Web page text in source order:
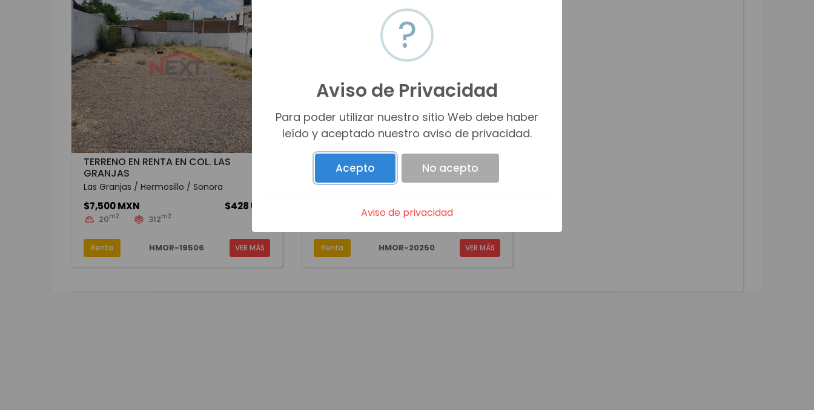
TERRENO EN RENTA EN COL. LAS
GRANJAS
Las Granjas / Hermosillo / Sonora
$7,500 MXN $428 USD
20m2 312m2
Renta HMOR-19506 VER MÁS
CASA EN RENTA EN CERRADA NORWALK
CERRADA NORWALK / Hermosillo / Sonora
$14,000 MXN
1.0 2 1
Renta HMOR-20250 VER MÁS
?
Aviso de Privacidad
Para poder utilizar nuestro sitio Web debe haber
leído y aceptado nuestro aviso de privacidad.
Acepto No acepto
Aviso de privacidad